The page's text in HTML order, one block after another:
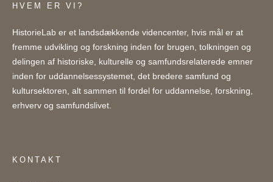
HVEM ER VI?
HistorieLab er et landsdækkende videncenter, hvis mål er at
fremme udvikling og forskning inden for brugen, tolkningen og
delingen af historiske, kulturelle og samfundsrelaterede emner
inden for uddannelsessystemet, det bredere samfund og
kultursektoren, alt sammen til fordel for uddannelse, forskning,
erhverv og samfundslivet.
KONTAKT